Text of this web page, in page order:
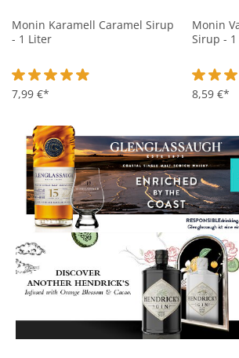
Monin Karamell Caramel Sirup
- 1 Liter
Durchschnittliche Bewertung von 4.9 von
7,99 €*
Monin
Sirup -
8,59 €*